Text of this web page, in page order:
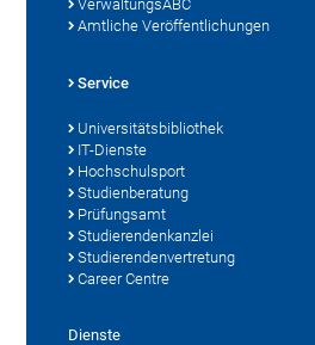
VerwaltungsABC
Amtliche Veröffentlichungen
Service
Universitätsbibliothek
IT-Dienste
Hochschulsport
Studienberatung
Prüfungsamt
Studierendenkanzlei
Studierendenvertretung
Career Centre
Dienste